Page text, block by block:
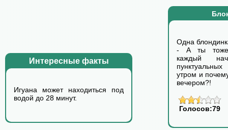
Интересные факты
Игуана может находиться под
водой до 28 минут.
Одна
- А ты тоже
каждый
утром и
вечером?!
Голосов:79